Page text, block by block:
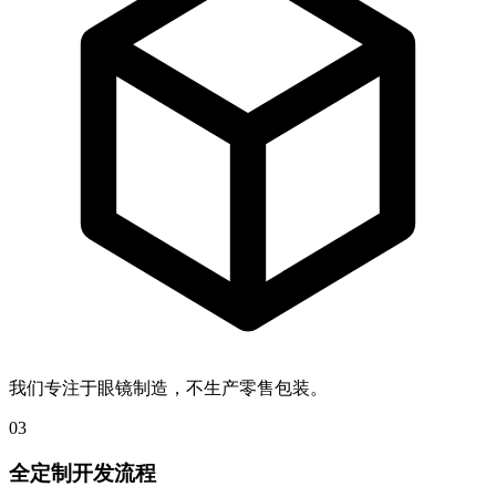
我们专注于眼镜制造，不生产零售包装。
03
全定制开发流程